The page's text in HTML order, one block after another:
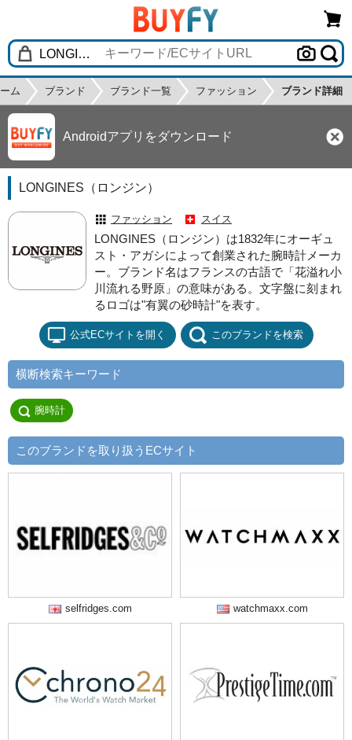
ム ブランド ブランド一覧 ファッション ブランド詳細
Androidアプリをダウンロード
LONGINES（ロンジン）
ファッション スイス
LONGINES（ロンジン）は1832年にオーギュ
スト・アガシによって創業された腕時計メーカ
ー。ブランド名はフランスの古語で「花溢れ小
川流れる野原」の意味がある。文字盤に刻まれ
るロゴは"有翼の砂時計"を表す。
公式ECサイトを開く このブランドを検索
横断検索キーワード
腕時計
このブランドを取り扱うECサイト
selfridges.com watchmaxx.com